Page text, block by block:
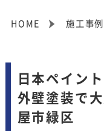
HOME 施工事例
日本ペイン
外壁塗装で
屋市緑区